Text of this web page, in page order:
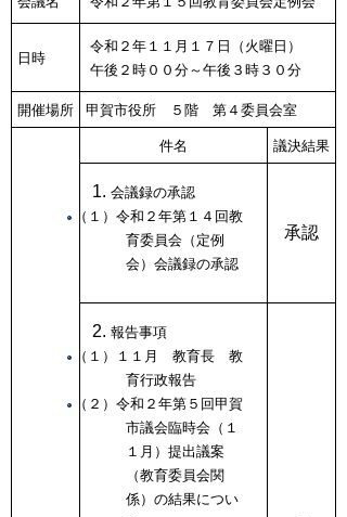
日時
令和２年１１月１７日（火曜日）
午後２時００分～午後３時３０分
開催場所 甲賀市役所 ５階 第４委員会室
件名 議決結果
会議録の承認
（１）令和２年第１４回教
育委員会（定例
会）会議録の承認
承認
報告事項
（１）１１月 教育長 教
育行政報告
（２）令和２年第５回甲賀
市議会臨時会（１
１月）提出議案
（教育委員会関
係）の結果につい